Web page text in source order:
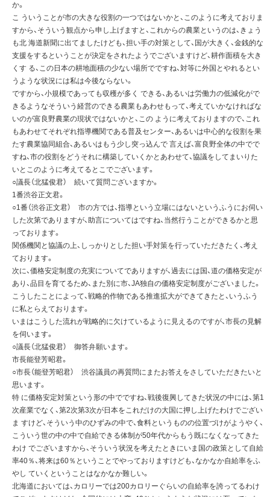
か。
こ ういうことが市の大きな役割の一つではないかと、このように考えておりま
すから、そういう観点から申し上げますと、これからの農業というのは、きょう
も北 海道新聞に出てましたけども、担い手の対策として、国が大きく、金銭的な
支援をするということが決定をされたようでございますけど、耕作面積を大き
くす る、この日本の耕地面積の少ない場所でですね、対等に外国とやれるとい
うような状況には私は今後ならない。
ですから、小規模であっても収穫が多く できる、あるいは労働力の低減化がで
きるようなそういう経営のできる農業もあわせもって、考えていかなければな
いのが富良野農業の現状ではないかと、この ように考えておりますので、これ
もあわせてそれぞれ指導機関である普及センター、あるいは中心的な役割を果
たす農業協同組合、あるいはもう少し突っ込んで 言えば、富良野全体の中でで
すね、市の役割をどうそれに構築していくかとあわせて、協議をしてまいりた
いとこのように考えてるとこでございます。
○議長（北猛俊君） 続いて質問ございますか。
1番渋谷正文君。
○1番（渋谷正文君） 市の方では、指導という立場にはないというふうにお伺い
した次第でありますが、助言についてはですね、当然行うことができるかと思
っております。
関係機関と協議の上、しっかりとした担い手対策を行っていただきたく、考え
ております。
次に、価格安定制度の充実についてでありますが、過去には国、道の価格安定が
あり、品目を育てるため、また別に市、JA独自の価格安定制度がございました。
こうしたことによって、戦略的作物である推進拡大ができてきたと、いうふう
に私とらえております。
いまはこうした流れが戦略的に欠けているように見えるのですが、市長の見解
を伺います。
○議長（北猛俊君） 御答弁願います。
市長能登芳昭君。
○市長（能登芳昭君） 渋谷議員の再質問にまたお答えをさしていただきたいと
思います。
特 に価格安定対策という形の中でですね、戦後復興してきた状況の中には、第1
次産業でなく、第2次第3次が日本をこれだけの大国に押し上げたわけでござい
ま すけど、そういう中のひずみの中で、食料というものの位置づけがようやく、
こういう世の中の中で自給できる体制が50年代からもう既になくなってきた
わけ でございますから、そういう状況を考えたときにいま国の政策として自給
率40％、将来は60％ということでやっておりますけども、なかなか自給率をふ
やし ていくということはなかなか難しい。
北海道においては、カロリーでは200カロリーぐらいの自給率を誇ってるわけ